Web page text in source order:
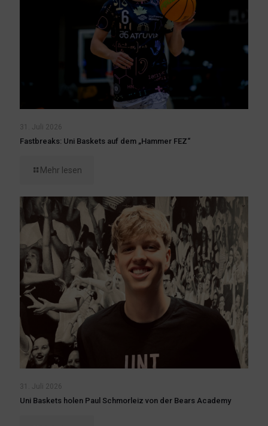
31. Juli 2026
Fastbreaks: Uni Baskets auf dem „Hammer FEZ“
Mehr lesen
31. Juli 2026
Uni Baskets holen Paul Schmorleiz von der Bears Academy